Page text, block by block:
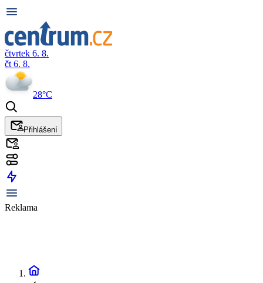
čtvrtek 6. 8.
čt 6. 8.
28°C
Přihlášení
Reklama